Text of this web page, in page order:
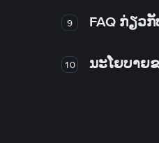
9 FAQ ກ່ຽວ
10 ນະໂຍບາຍ